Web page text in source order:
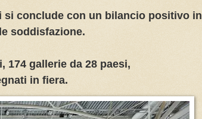
si conclude con un bilancio positivo in
soddisfazione.
174 gallerie da 28 paesi,
in fiera.